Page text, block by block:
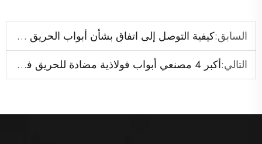
السابق:كيفية التوصل إلى اتفاق بشأن أبواب الحريق الفولاذية مع العملاء
التالي:أكبر 4 مصنعي أبواب فولاذية مضادة للحريق في جنوب شرق آسيا